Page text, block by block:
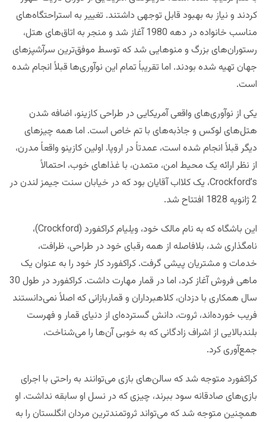
کردند و نیاز به بهبود قابل توجهی داشتند. تغییر به استراحتگاه‌های
مناسب خانواده در دهه 1980 آغاز شد و منجر به اتاق‌های هتل،
رستوران‌های بزرگ و منوهایی شد که توسط موفق‌ترین سرآشپزهای
جهان تهیه شده‌ بودند. اما تقریباً تمام این نوآوری‌ها قبلاً انجام شده‌
است.
یکی از نوآوری‌های واقعی آمریکایی در طراحی کازینو، اضافه شدن
هتل‌های لوکس و جاذبه‌های با تم خاص است. اما همه چیزهای
دیگر قبلاً انجام شده‌ است، عمدتاً در اروپا. اولین کازینو واقعاً مدرن،
از نظر ارائه یک محیط امن، متمدن، با غذاهای خوب، احتمالاً
Crockford’s، یک کلااب آقایان بود که در خیابان سنت جیمز لندن در
2 ژانویه 1828 افتتاح شد.
این باشگاه که به نام مالک خود، ویلیام کراکفورد (Crockford)،
نامگذاری شد، بلافاصله از همه رقبای خود در طراحی، ظرافت،
خدمات و مشتریان پیشی گرفت. کراکفورد کار خود را به عنوان یک
ماهی فروش آغاز کرد، اما در قمار مهارت داشت. کراکفورد‌ در طول 30
سال همکاری با دزدان، کلاهبرداران و قماربازانی که اصلاً نمی‌دانستند
فریب خورده‌اند، ثروت، دانش گسترده‌ای از دنیای قمار و فهرست
بلندبالایی از اشراف زادگانی که به خوبی آن‌ها را می‌شناخت،
جمع‌آوری کرد.
کراکفورد متوجه شد که سالن‌های بازی می‌توانند به راحتی با اجرای
بازی‌های صادقانه سود ببرند، چیزی که در نسل او سابقه نداشت. او
همچنین متوجه شد که می‌تواند ثروتمندترین مردان انگلستان را به